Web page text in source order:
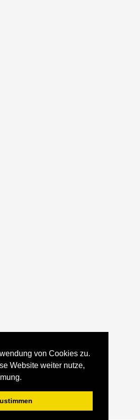
von Cookies zu.
Website weiter nutze,